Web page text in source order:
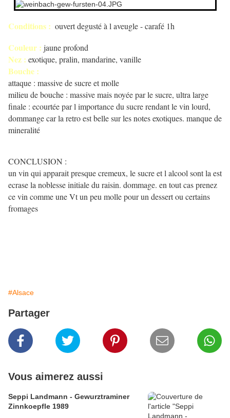
Conditions : ouvert degusté à l aveugle - carafé 1h
Couleur : jaune profond
Nez : exotique, pralin, mandarine, vanille
Bouche :
attaque : massive de sucre et molle
milieu de bouche : massive mais noyée par le sucre, ultra large
finale : ecourtée par l importance du sucre rendant le vin lourd,
dommange car la retro est belle sur les notes exotiques. manque de
mineralité
CONCLUSION :
un vin qui apparait presque cremeux, le sucre et l alcool sont la est
ecrase la noblesse initiale du raisin. dommage. en tout cas prenez
ce vin comme une Vt un peu molle pour un dessert ou certains
fromages
#Alsace
Partager
Vous aimerez aussi
Seppi Landmann - Gewurztraminer
Zinnkoepfle 1989